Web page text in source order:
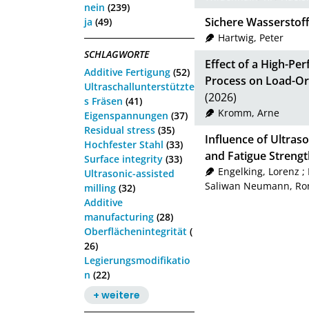
nein (239)
ja (49)
SCHLAGWORTE
Additive Fertigung (52)
Ultraschallunterstützte
s Fräsen (41)
Eigenspannungen (37)
Residual stress (35)
Hochfester Stahl (33)
Surface integrity (33)
Ultrasonic-assisted
milling (32)
Additive
manufacturing (28)
Oberflächenintegrität (
26)
Legierungsmodifikatio
n (22)
+ weitere
Sichere
Hartwig, Peter
Effect of a High-
Process on Load-
(2026)
Kromm, Arne
Influence of
and Fatigue
Engelking, Lorenz ;
Saliwan Neumann,